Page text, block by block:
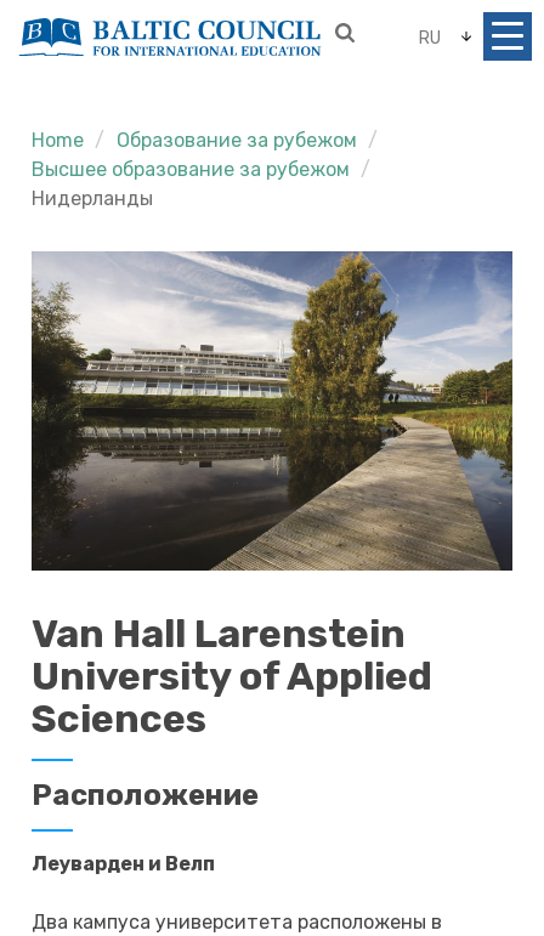
RU
Home
Образование за рубежом
Высшее образование за рубежом
Нидерланды
Van Hall Larenstein
University of Applied
Sciences
Расположение
Леуварден и Велп
Два кампуса университета расположены в